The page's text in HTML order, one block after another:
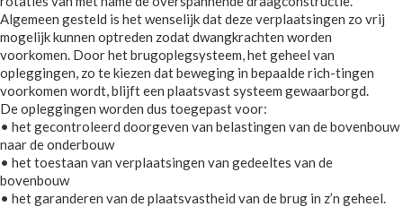
Algemeen gesteld is het wenselijk dat deze verplaatsingen zo vrij
mogelijk kunnen optreden zodat dwangkrachten worden
voorkomen. Door het brugoplegsysteem, het geheel van
opleggingen, zo te kiezen dat beweging in bepaalde rich-tingen
voorkomen wordt, blijft een plaatsvast systeem gewaarborgd.
De opleggingen worden dus toegepast voor:
• het gecontroleerd doorgeven van belastingen van de bovenbouw
naar de onderbouw
• het toestaan van verplaatsingen van gedeeltes van de
bovenbouw
• het garanderen van de plaatsvastheid van de brug in z’n geheel.